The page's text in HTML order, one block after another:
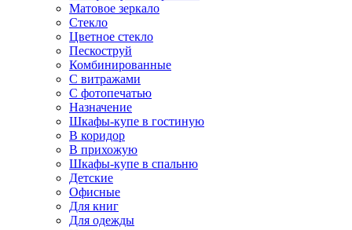
Матовое зеркало
Стекло
Цветное стекло
Пескоструй
Комбинированные
С витражами
С фотопечатью
Назначение
Шкафы-купе в гостиную
В коридор
В прихожую
Шкафы-купе в спальню
Детские
Офисные
Для книг
Для одежды